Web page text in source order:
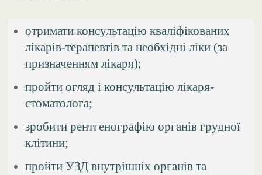
отримати консультацію кваліфікованих
лікарів-терапевтів та необхідні ліки (за
призначенням лікаря);
пройти огляд і консультацію лікаря-
стоматолога;
зробити рентгенографію органів грудної
клітини;
пройти УЗД внутрішніх органів та